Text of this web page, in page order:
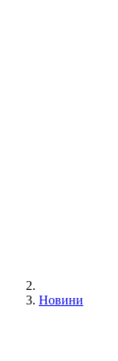
Новини